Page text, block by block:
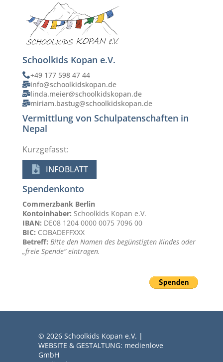
Schoolkids Kopan e.V.
+49 177 598 47 44
info@schoolkidskopan.de
linda.meier@schoolkidskopan.de
miriam.bastug@schoolkidskopan.de
Vermittlung von Schulpatenschaften in
Nepal
Kurzgefasst:
INFOBLATT
Spendenkonto
Commerzbank Berlin
Kontoinhaber: Schoolkids Kopan e.V.
IBAN: DE08 1204 0000 0075 7096 00
BIC: COBADEFFXXX
Betreff: Bitte den Namen des begünstigten Kindes oder
„freie Spende“ eintragen.
© 2026 Schoolkids Kopan e.V. |
WEBSITE & GESTALTUNG: medienlove
GmbH